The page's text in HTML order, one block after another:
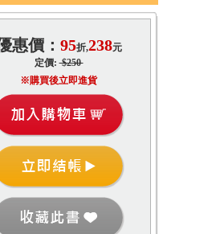
惠價： 95折,238元
定價:$250
※購買後立即進貨